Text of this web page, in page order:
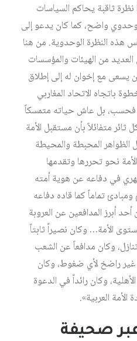
ثاقبة يحاكم السياسات
وحدوي واضح، كما كان يدعو إلى
هذه النظرة الوحدوية. من هنا
من الهيئات والمؤسسات
يسعى مع إخوان له إلى إطلاق
باتجاه الاتحاد المغاربي
فحسب، بل عاش حياته متمسكاً
متفائلاً بأن مستقبل الأمة
المحبطة والمحيطة
نحو تحررها وتقدمها
في دفاعه عن هوية أمته
تماماً كما قاده دفاعه
أبرز المدافعين عن العروبة
الأمة… وكان نصيراً ثابتاً
وكان مدافعاً عن الشعب
غير راضخ لأي ضغوط، وكان
وكان رائداً في الدعوة
العربية».
صحيفة